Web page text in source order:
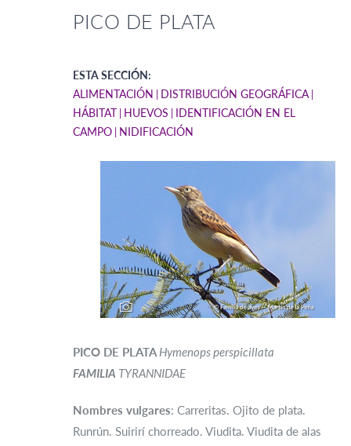
PICO DE PLATA
ESTA SECCIÓN:
ALIMENTACIÓN
DISTRIBUCIÓN GEOGRÁFICA
HÁBITAT HUEVOS
IDENTIFICACIÓN EN EL
CAMPO NIDIFICACIÓN
PICO DE PLATA Hymenops perspicillata
FAMILIA TYRANNIDAE
Nombres vulgares: Carreritas. Ojito de plata.
Runrún. Suirirí chorreado. Viudita. Viudita de alas